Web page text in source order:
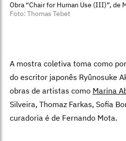
Obra “Chair for Human Use (III)”, de
Foto: Thomas Tebet
A mostra coletiva toma como
do escritor japonês Ryûnosuke
obras de artistas como Marina
Silveira, Thomaz Farkas, Sofia
curadoria é de Fernando Mota.